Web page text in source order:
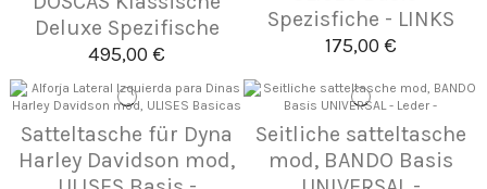
Deluxe Spezifische
495,00 €
Spezisfiche - LINKS
175,00 €
Satteltasche für Dyna
Harley Davidson mod,
Seitliche satteltasche
mod, BANDO Basis